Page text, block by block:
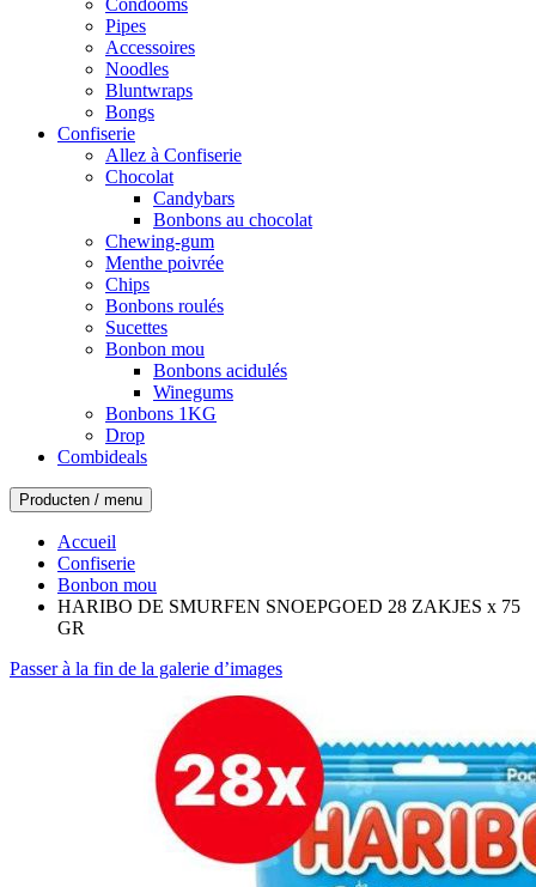
Pipes
Accessoires
Noodles
Bluntwraps
Bongs
Confiserie
Allez à Confiserie
Chocolat
Candybars
Bonbons au chocolat
Chewing-gum
Menthe poivrée
Chips
Bonbons roulés
Sucettes
Bonbon mou
Bonbons acidulés
Winegums
Bonbons 1KG
Drop
Combideals
Producten / menu
Accueil
Confiserie
Bonbon mou
HARIBO DE SMURFEN SNOEPGOED 28 ZAKJES x 75
GR
Passer à la fin de la galerie d’images